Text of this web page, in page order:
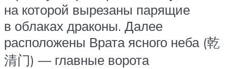
на которой вырезаны парящие
в облаках драконы. Далее
расположены Врата ясного неба (乾
清门) — главные ворота